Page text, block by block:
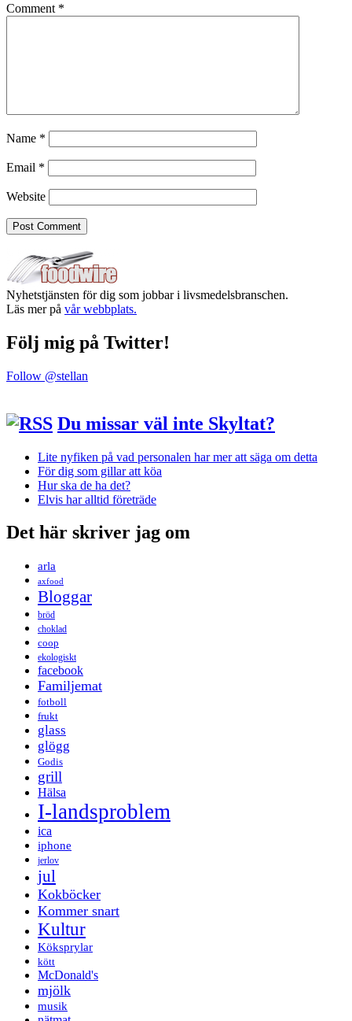
Comment *
Name *
Email *
Website
Nyhetstjänsten för dig som jobbar i livsmedelsbranschen.
Läs mer på vår webbplats.
Följ mig på Twitter!
Follow @stellan
Du missar väl inte Skyltat?
Lite nyfiken på vad personalen har mer att säga om detta
För dig som gillar att köa
Hur ska de ha det?
Elvis har alltid företräde
Det här skriver jag om
arla
axfood
Bloggar
bröd
choklad
coop
ekologiskt
facebook
Familjemat
fotboll
frukt
glass
glögg
Godis
grill
Hälsa
I-landsproblem
ica
iphone
jerlov
jul
Kokböcker
Kommer snart
Kultur
Köksprylar
kött
McDonald's
mjölk
musik